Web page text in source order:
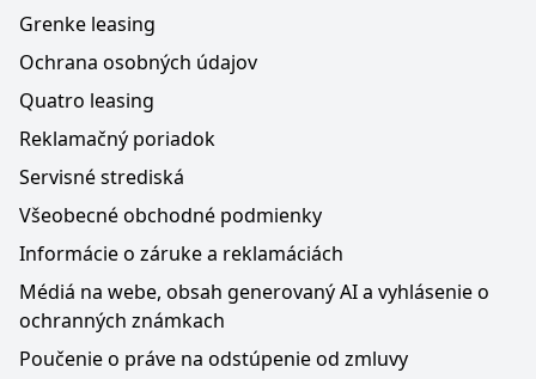
Grenke leasing
Ochrana osobných údajov
Quatro leasing
Reklamačný poriadok
Servisné strediská
Všeobecné obchodné podmienky
Informácie o záruke a reklamáciách
Médiá na webe, obsah generovaný AI a vyhlásenie o
ochranných známkach
Poučenie o práve na odstúpenie od zmluvy